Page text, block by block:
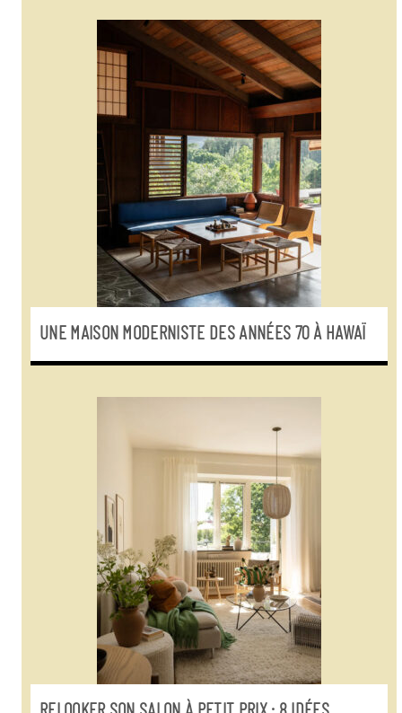
UNE MAISON MODERNISTE DES ANNÉES 70 À HAWAÏ